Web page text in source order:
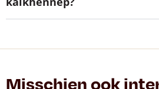
Misschien ook